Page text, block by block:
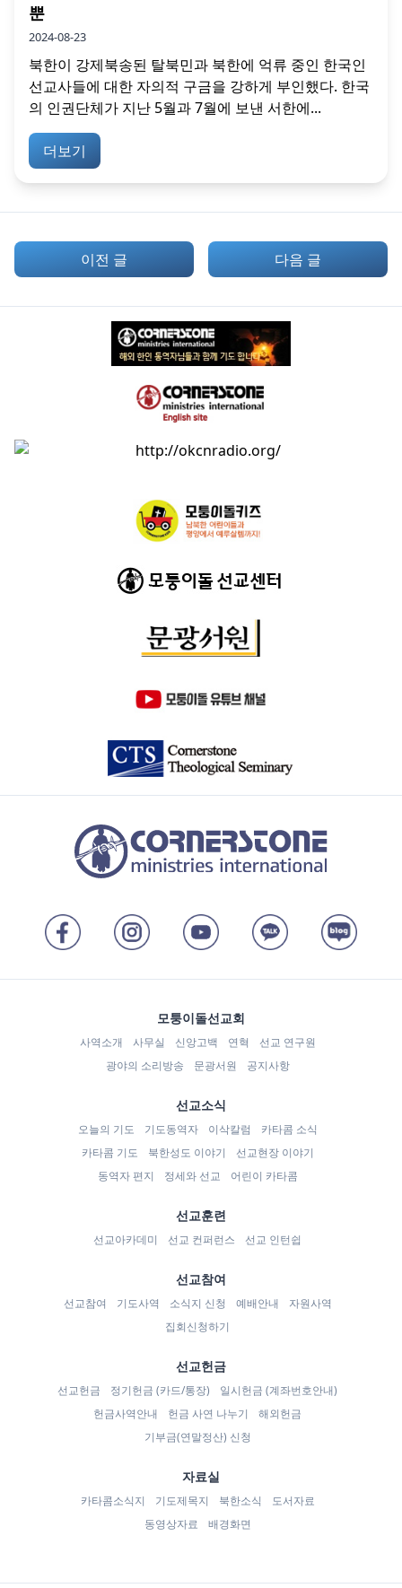
뿐
2024-08-23
북한이 강제북송된 탈북민과 북한에 억류 중인 한국인
선교사들에 대한 자의적 구금을 강하게 부인했다. 한국
의 인권단체가 지난 5월과 7월에 보낸 서한에...
더보기
이전 글 다음 글
모퉁이돌선교회
사역소개 사무실 신앙고백 연혁
선교 연구원
광야의 소리방송
문광서원 공지사항
선교소식
오늘의 기도 기도동역자 이삭칼럼
카타콤 소식
카타콤 기도
북한성도 이야기
선교현장 이야기
동역자 편지
정세와 선교 어린이 카타콤
선교훈련
선교아카데미 선교 컨퍼런스 선교 인턴쉽
선교참여
선교참여 기도사역 소식지 신청 예배안내
자원사역
집회신청하기
선교헌금
선교헌금 정기헌금 (카드/통장)
일시헌금 (계좌번호안내)
헌금사역안내
헌금 사연 나누기
해외헌금
기부금(연말정산) 신청
자료실
카타콤소식지 기도제목지 북한소식
도서자료
동영상자료
배경화면